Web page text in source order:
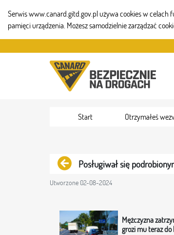
Serwis www.canard.gitd.gov.pl używa cookies w celach
pamięci urządzenia. Możesz samodzielnie zarządzać
Start Otrzymałeś
Powrót
Posługiwał się
Utworzone 02-08-2024
Mężczyzna
grozi mu teraz